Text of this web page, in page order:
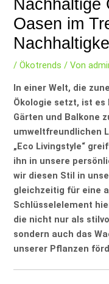
Nachhaltige
Oasen im
/Ökotrends / Von
In einer Welt, die
Ökologie setzt, ist es
Gärten und Balkone
umweltfreundlichen
„Eco Livingstyle“
ihn in unsere
wir diesen Stil in
gleichzeitig für eine
Schlüsselelement
die nicht nur als
sondern auch das
unserer Pflanzen